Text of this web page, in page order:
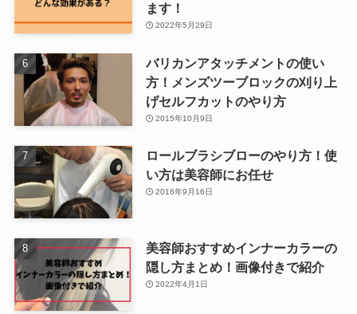
ます！
2022年5月29日
バリカンアタッチメントの使い
方！メンズツーブロックの刈り上
げセルフカットのやり方
2015年10月9日
ロールブラシブローのやり方！使
い方は美容師にお任せ
2016年9月16日
美容師おすすめインナーカラーの
隠し方まとめ！画像付きで紹介
2022年4月1日